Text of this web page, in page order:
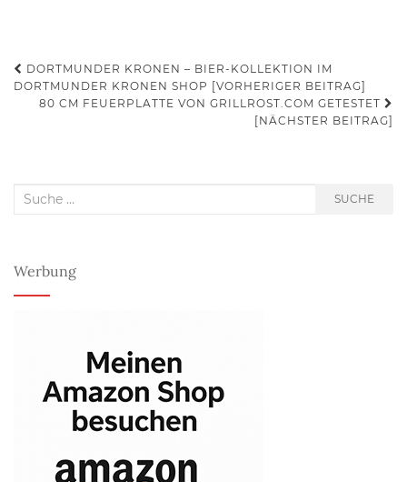
Beitrags-
Navigation
DORTMUNDER KRONEN – BIER-KOLLEKTION IM
DORTMUNDER KRONEN SHOP [VORHERIGER BEITRAG]
80 CM FEUERPLATTE VON GRILLROST.COM GETESTET
[NÄCHSTER BEITRAG]
Suche
SUCHE
Werbung